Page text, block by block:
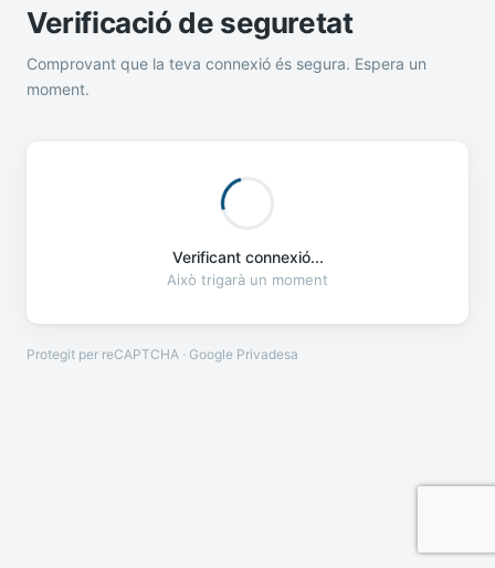
Verificació de seguretat
Comprovant que la teva connexió és segura. Espera un
moment.
Verificant connexió...
Això trigarà un moment
Protegit per reCAPTCHA · Google Privadesa